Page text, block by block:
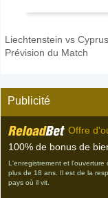
Liechtenstein vs
Prévision du Match
Publicité
Offre
100% de bonus de
L'enregistrement et
plus de 18 ans. Il est de la
pays où il vit.